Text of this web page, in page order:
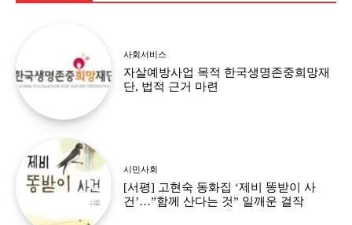
사회서비스
자살예방사업 목적 한국생명존중희망재
단, 법적 근거 마련
시민사회
[서평] 고현숙 동화집 ‘제비 똥받이 사
건’…”함께 산다는 것” 일깨운 걸작